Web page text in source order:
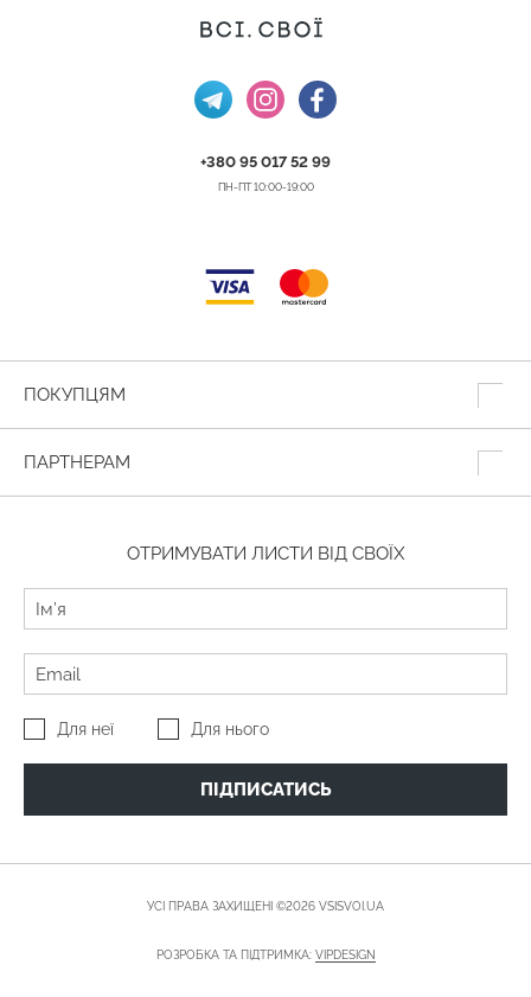
+380 95 017 52 99
ПН-ПТ 10:00-19:00
ПОКУПЦЯМ
ПАРТНЕРАМ
ОТРИМУВАТИ ЛИСТИ ВІД СВОЇХ
Для неї Для нього
ПІДПИСАТИСЬ
УСІ ПРАВА ЗАХИЩЕНІ ©2026 VSISVOI.UA
РОЗРОБКА ТА ПІДТРИМКА: VIPDESIGN